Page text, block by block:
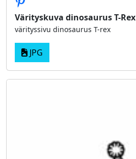
Värityskuva dinosaurus T-Rex
värityssivu dinosaurus T-rex
JPG